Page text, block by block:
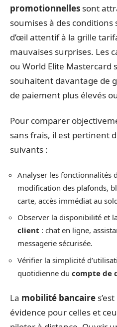
promotionnelles sont
soumises à des conditions
d’œil attentif à la grille
mauvaises surprises. Les
ou World Elite Mastercard
souhaitent davantage de
de paiement plus élevés
Pour comparer
sans frais, il est pertinent
suivants :
Analyser les fonctionnalités
modification des plafonds,
carte, accès immédiat au
Observer la disponibilité et
client : chat en ligne,
messagerie sécurisée.
Vérifier la simplicité
quotidienne du compte de
La mobilité bancaire
évidence pour celles et